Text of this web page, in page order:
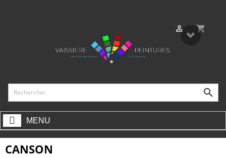
shopping_cart


MENU
CANSON